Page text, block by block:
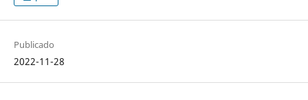
Publicado
2022-11-28